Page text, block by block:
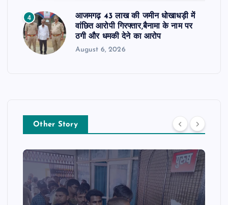
4
आजमगढ़ 43 लाख की जमीन धोखाधड़ी में
वांछित आरोपी गिरफ्तार,बैनामा के नाम पर
ठगी और धमकी देने का आरोप
August 6, 2026
Other Story